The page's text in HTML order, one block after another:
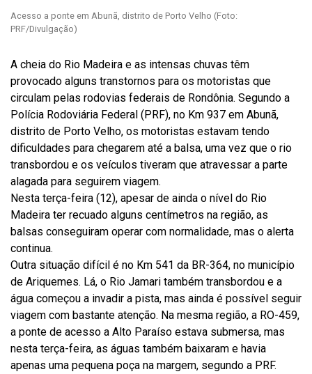
Acesso a ponte em Abunã, distrito de Porto Velho (Foto:
PRF/Divulgação)
A cheia do Rio Madeira e as intensas chuvas têm
provocado alguns transtornos para os motoristas que
circulam pelas rodovias federais de Rondônia. Segundo a
Polícia Rodoviária Federal (PRF), no Km 937 em Abunã,
distrito de Porto Velho, os motoristas estavam tendo
dificuldades para chegarem até a balsa, uma vez que o rio
transbordou e os veículos tiveram que atravessar a parte
alagada para seguirem viagem.
Nesta terça-feira (12), apesar de ainda o nível do Rio
Madeira ter recuado alguns centímetros na região, as
balsas conseguiram operar com normalidade, mas o alerta
continua.
Outra situação difícil é no Km 541 da BR-364, no município
de Ariquemes. Lá, o Rio Jamari também transbordou e a
água começou a invadir a pista, mas ainda é possível seguir
viagem com bastante atenção. Na mesma região, a RO-459,
a ponte de acesso a Alto Paraíso estava submersa, mas
nesta terça-feira, as águas também baixaram e havia
apenas uma pequena poça na margem, segundo a PRF.